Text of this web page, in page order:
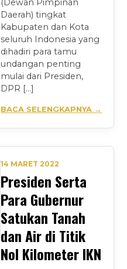
(Dewan Pimpinan
Daerah) tingkat
Kabupaten dan Kota
seluruh Indonesia yang
dihadiri para tamu
undangan penting
mulai dari Presiden,
DPR […]
BACA SELENGKAPNYA →
14 MARET 2022
Presiden Serta
Para Gubernur
Satukan Tanah
dan Air di Titik
Nol Kilometer IKN